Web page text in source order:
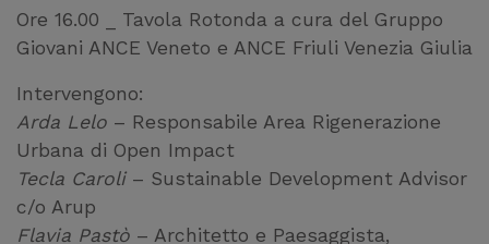
Ore 16.00 _ Tavola Rotonda a cura del Gruppo
Giovani ANCE Veneto e ANCE Friuli Venezia Giulia
Intervengono:
Arda Lelo – Responsabile Area Rigenerazione
Urbana di Open Impact
Tecla Caroli– Sustainable Development Advisor
c/o Arup
Flavia Pastò – Architetto e Paesaggista,